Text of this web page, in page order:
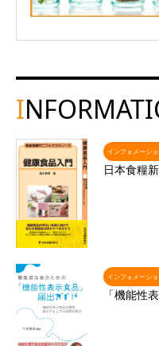
I
インフォメーシ
日本食糧
インフォメーシ
「機能性